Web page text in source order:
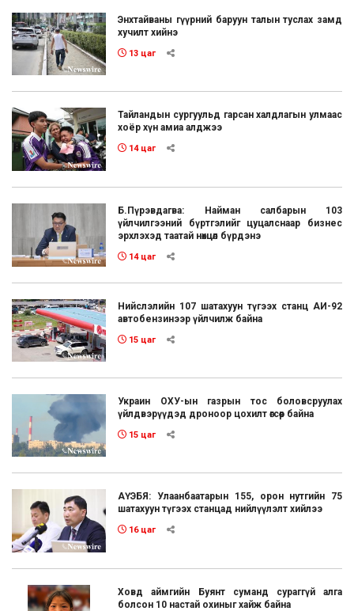
Энхтайваны гүүрний баруун талын туслах замд
хучилт хийнэ
13 цаг
Тайландын сургуульд гарсан халдлагын улмаас
хоёр хүн амиа алджээ
14 цаг
Б.Пүрэвдагва: Найман салбарын 103
үйлчилгээний бүртгэлийг цуцалснаар бизнес
эрхлэхэд таатай нөхцөл бүрдэнэ
14 цаг
Нийслэлийн 107 шатахуун түгээх станц АИ-92
автобензинээр үйлчилж байна
15 цаг
Украин ОХУ-ын газрын тос боловсруулах
үйлдвэрүүдэд дроноор цохилт өгсөөр байна
15 цаг
АҮЭБЯ: Улаанбаатарын 155, орон нутгийн 75
шатахуун түгээх станцад нийлүүлэлт хийлээ
16 цаг
Ховд аймгийн Буянт суманд сураггүй алга
болсон 10 настай охиныг хайж байна